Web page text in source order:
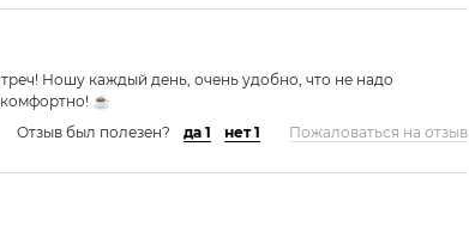
Ношу каждый день, очень удобно, что не надо
комфортно! ☕
Отзыв был полезен?
да 1 нет 1 Пожаловаться на отзыв